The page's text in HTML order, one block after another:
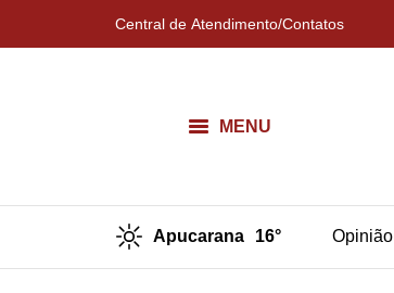
Central de Atendimento/Contatos
MENU
Apucarana 16° Opinião